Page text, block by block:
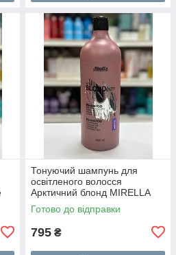
Тонуючий шампунь для
освітленого волосся
Арктичний блонд MIRELLA
Your BLONDesty Arctic 1000
мл
Готово до відправки
795 ₴